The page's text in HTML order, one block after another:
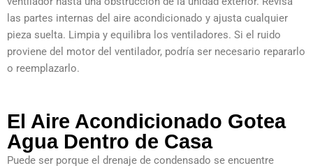
las partes internas del aire acondicionado y ajusta cualquier
pieza suelta. Limpia y equilibra los ventiladores. Si el ruido
proviene del motor del ventilador, podría ser necesario repararlo
o reemplazarlo.
El Aire Acondicionado Gotea
Agua Dentro de Casa
Puede ser porque el drenaje de condensado se encuentre